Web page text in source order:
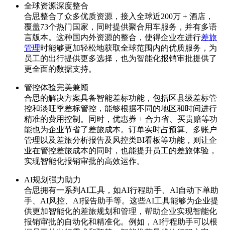
全球资源深度整合
合思整合了众多优质资源，接入全球近200万 + 酒店，
覆盖73个热门国家，同时提供聚合用车服务，并有多语
言版本。这种国内外资源的整合，使得企业在进行差旅
管理时能够更加轻松地获取全球范围内的优质服务，为
员工的出行提供更多选择，也为智能化报销审批提供了
更全面的数据支持。
管控体验完美兼顾
合思的解决方案具备智能差标功能，包括区县级差标管
控和淡旺季差标管控，能够根据不同的地区和时间进行
精准的费用控制。同时，优惠券 + 合力省、买贵赔等功
能也为企业节省了差旅成本。订单实时占预算、多账户
管理以及差旅分析报告及风控类BI看板等功能，则让企
业在管控差旅成本的同时，也能提升员工的差旅体验，
实现智能化报销审批的高效运作。
AI规划强力助力
合思拥有一系列AI工具，如AI行程助手、AI自动下单助
手、AI风控、AI报告助手等。这些AI工具能够为企业提
供更加智能化的差旅规划和管理，帮助企业实现智能化
报销审批的自动化和精准化。例如，AI行程助手可以根